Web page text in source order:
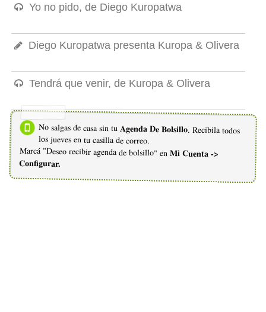
Yo no pido, de Diego Kuropatwa
Diego Kuropatwa presenta Kuropa & Olivera
Tendrá que venir, de Kuropa & Olivera
No salgas de casa sin tu Agenda De Bolsillo. Recibila todos
los jueves en tu casilla de correo.
Marcá "Deseo recibir agenda de bolsillo" en Mi Cuenta ->
Configurar.